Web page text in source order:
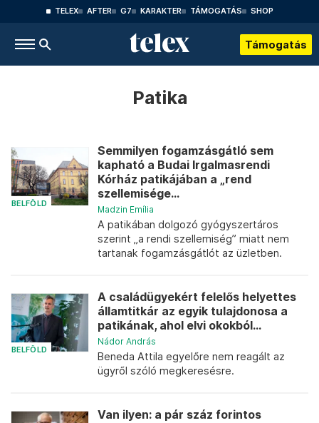
TELEX AFTER G7 KARAKTER TÁMOGATÁS SHOP
Támogatás
Patika
BELFÖLD
Semmilyen fogamzásgátló sem
kapható a Budai Irgalmasrendi
Kórház patikájában a „rend
szellemisége...
Madzin Emília
A patikában dolgozó gyógyszertáros
szerint „a rendi szellemiség” miatt nem
tartanak fogamzásgátlót az üzletben.
BELFÖLD
A családügyekért felelős helyettes
államtitkár az egyik tulajdonosa a
patikának, ahol elvi okokból...
Nádor András
Beneda Attila egyelőre nem reagált az
ügyről szóló megkeresésre.
Van ilyen: a pár száz forintos